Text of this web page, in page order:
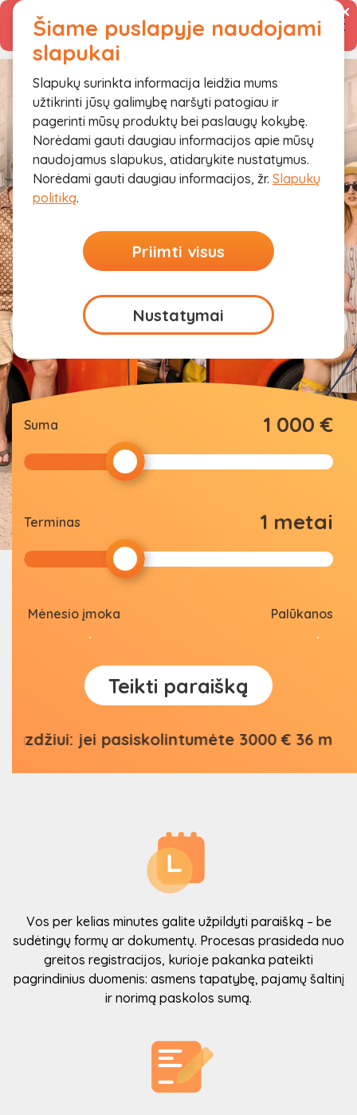
Prisijungti
Vidinė serverio klaida
Pirmas kreditas iki 1000 € ir iki 1
metų nemokamai!
Paskolos
Kredito
linija
Refinan-
savimas
Suma 1 000 €
Terminas 1 metai
Mėnesio įmoka Palūkanos
Teikti paraišką
pasiskolintumėte 3000 € 36 mėn. su
Vos per kelias minutes galite užpildyti paraišką – be
sudėtingų formų ar dokumentų. Procesas prasideda nuo
greitos registracijos, kurioje pakanka pateikti
pagrindinius duomenis: asmens tapatybę, pajamų šaltinį
ir norimą paskolos sumą.
Šiame puslapyje naudojami
slapukai
Slapukų surinkta informacija leidžia mums
užtikrinti jūsų galimybę naršyti patogiau ir
pagerinti mūsų produktų bei paslaugų kokybę.
Norėdami gauti daugiau informacijos apie mūsų
naudojamus slapukus, atidarykite nustatymus.
Norėdami gauti daugiau informacijos, žr. Slapukų
politiką.
Priimti visus
Nustatymai